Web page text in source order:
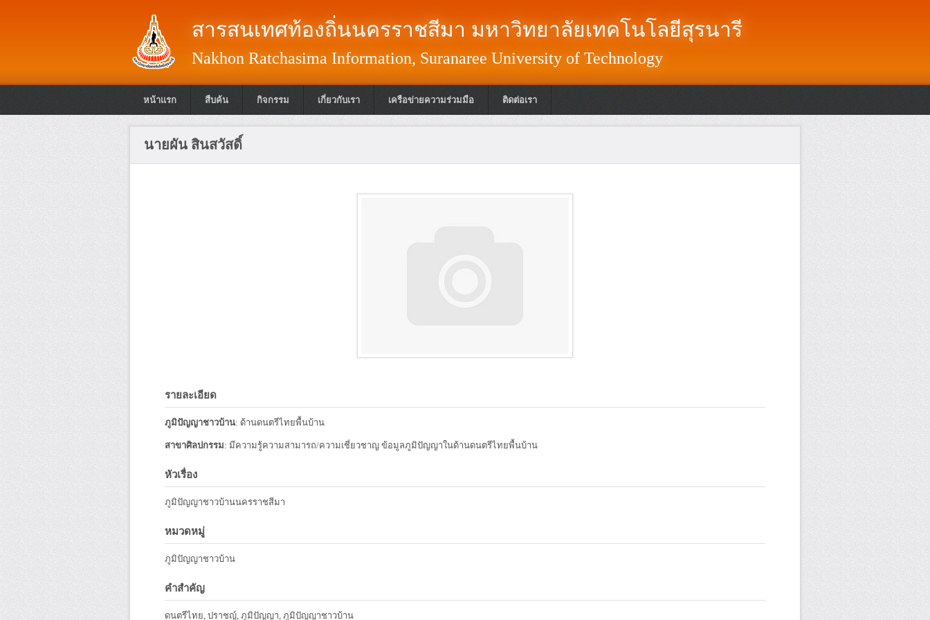
สารสนเทศท้องถิ่นนครราชสีมา มหาวิทยาลัยเทคโนโลยีสุรนารี
Nakhon Ratchasima Information, Suranaree University of Technology
หน้าแรก สืบค้น กิจกรรม เกี่ยวกับเรา เครือข่ายความร่วมมือ ติดต่อเรา
นายผัน สินสวัสดิ์
รายละเอียด
ภูมิปัญญาชาวบ้าน: ด้านดนตรีไทยพื้นบ้าน
สาขาศิลปกรรม: มีความรู้ความสามารถ/ความเชี่ยวชาญ ข้อมูลภูมิปัญญาในด้านดนตรีไทยพื้นบ้าน
หัวเรื่อง
ภูมิปัญญาชาวบ้านนครราชสีมา
หมวดหมู่
ภูมิปัญญาชาวบ้าน
คำสำคัญ
ดนตรีไทย, ปราชญ์, ภูมิปัญญา, ภูมิปัญญาชาวบ้าน